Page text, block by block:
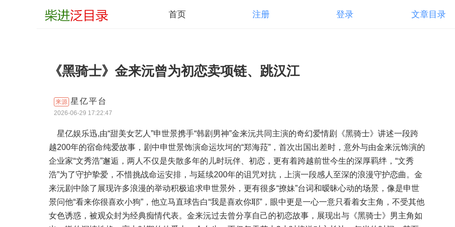
首页 注册 登录 文章目录
《黑骑士》金来沅曾为初恋卖项链、跳汉江
来源 星亿平台
2026-06-29 17:22:47
星亿娱乐迅,由“甜美女艺人”申世景携手“韩剧男神”金来沅共同主演的奇幻爱情剧《黑骑士》讲述一段跨
越200年的宿命纯爱故事，剧中申世景饰演命运坎坷的“郑海菈”，首次出国出差时，意外与由金来沅饰演的
企业家“文秀浩”邂逅，两人不仅是失散多年的儿时玩伴、初恋，更有着跨越前世今生的深厚羁绊，“文秀
浩”为了守护挚爱，不惜挑战命运安排，与延续200年的诅咒对抗，上演一段感人至深的浪漫守护恋曲。金
来沅剧中除了展现许多浪漫的举动积极追求申世景外，更有很多“撩妹”台词和暧昧心动的场景，像是申世
景问他“看来你很喜欢小狗”，他立马直球告白“我是喜欢你耶”，眼中更是一心一意只看着女主角，不受其他
女色诱惑，被观众封为经典痴情代表。金来沅过去曾分享自己的初恋故事，展现出与《黑骑士》男主角如